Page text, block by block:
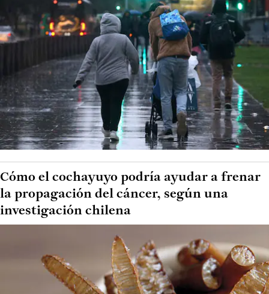
Cómo el cochayuyo podría ayudar a frenar
la propagación del cáncer, según una
investigación chilena